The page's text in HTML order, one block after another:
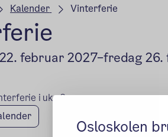
Osloskolen
Kalender Vinterferie
februar 2027–fredag
i uke 8.